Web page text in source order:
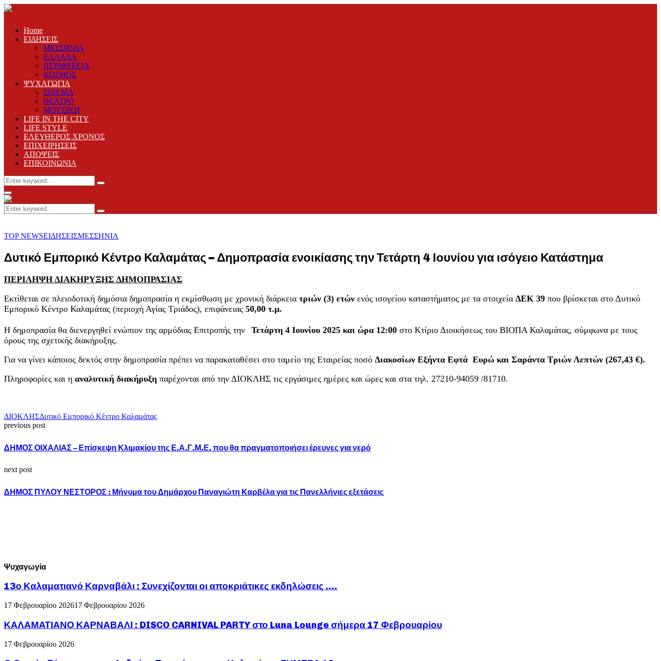
Home
ΕΙΔΗΣΕΙΣ
ΜΕΣΣΗΝΙΑ
ΕΛΛΑΔΑ
ΠΕΡΙΦΕΡΕΙΑ
ΚΟΣΜΟΣ
ΨΥΧΑΓΩΓΙΑ
ΣΙΝΕΜΑ
ΘΕΑΤΡΟ
ΜΟΥΣΙΚΗ
LIFE IN THE CITY
LIFE STYLE
ΕΛΕΥΘΕΡΟΣ ΧΡΟΝΟΣ
ΕΠΙΧΕΙΡΗΣΕΙΣ
ΑΠΟΨΕΙΣ
ΕΠΙΚΟΙΝΩΝΙΑ
Search
for:
Search
Primary
Menu
Search
for:
Search
TOP NEWSΕΙΔΗΣΕΙΣΜΕΣΣΗΝΙΑ
Δυτικό Εμπορικό Κέντρο Καλαμάτας – Δημοπρασία ενοικίασης την Τετάρτη 4 Ιουνίου για ισόγειο Κατάστημα
ΠΕΡΙΛΗΨΗ ΔΙΑΚΗΡΥΞΗΣ ΔΗΜΟΠΡΑΣΙΑΣ
Εκτίθεται σε πλειοδοτική δημόσια δημοπρασία η εκμίσθωση με χρονική διάρκεια τριών (3) ετών ενός ισογείου καταστήματος με τα στοιχεία ΔΕΚ 39 που βρίσκεται στο Δυτικό
Εμπορικό Κέντρο Καλαμάτας (περιοχή Αγίας Τριάδος), επιφάνειας 50,00 τ.μ.
Η δημοπρασία θα διενεργηθεί ενώπιον της αρμόδιας Επιτροπής την Τετάρτη 4 Ιουνίου 2025 και ώρα 12:00 στο Κτίριο Διοικήσεως του ΒΙΟΠΑ Καλαμάτας, σύμφωνα με τους
όρους της σχετικής διακήρυξης.
Για να γίνει κάποιος δεκτός στην δημοπρασία πρέπει να παρακαταθέσει στο ταμείο της Εταιρείας ποσό Διακοσίων Εξήντα Εφτά Ευρώ και Σαράντα Τριών Λεπτών (267,43 €).
Πληροφορίες και η αναλυτική διακήρυξη παρέχονται από την ΔΙΟΚΛΗΣ τις εργάσιμες ημέρες και ώρες και στα τηλ. 27210-94059 /81710.
ΔΙΟΚΛΗΣΔυτικό Εμπορικό Κέντρο Καλαμάτας
previous post
ΔΗΜΟΣ ΟΙΧΑΛΙΑΣ – Επίσκεψη Κλιμακίου της Ε.Α.Γ.Μ.Ε. που θα πραγματοποιήσει έρευνες για νερό
next post
ΔΗΜΟΣ ΠΥΛΟΥ ΝΕΣΤΟΡΟΣ : Μήνυμα του Δημάρχου Παναγιώτη Καρβέλα για τις Πανελλήνιες εξετάσεις
Ψυχαγωγία
13ο Καλαματιανό Καρναβάλι : Συνεχίζονται οι αποκριάτικες εκδηλώσεις ….
17 Φεβρουαρίου 202617 Φεβρουαρίου 2026
ΚΑΛΑΜΑΤΙΑΝΟ ΚΑΡΝΑΒΑΛΙ : DISCO CARNIVAL PARTY στο Luna Lounge σήμερα 17 Φεβρουαρίου
17 Φεβρουαρίου 2026